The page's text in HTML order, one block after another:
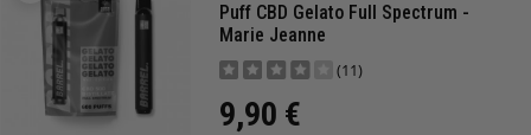
Puff CBD Gelato Full Spectrum -
Marie Jeanne
(11)
9,90 €